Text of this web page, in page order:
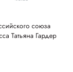
союза
Татьяна Гардер